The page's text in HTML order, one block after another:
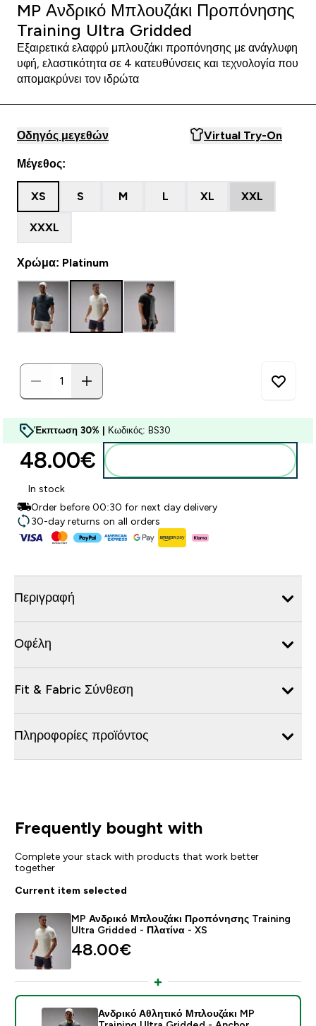
MP Ανδρικό Μπλουζάκι Προπόνησης
Training Ultra Gridded
Εξαιρετικά ελαφρύ μπλουζάκι προπόνησης με ανάγλυφη
υφή, ελαστικότητα σε 4 κατευθύνσεις και τεχνολογία που
απομακρύνει τον ιδρώτα
Οδηγός μεγεθών Virtual Try-On
Μέγεθος:
XS S M L XL XXL
XXXL
Χρώμα: Platinum
Έκπτωση 30% | Κωδικός: BS30
48.00€‎
In stock
Order before 00:30 for next day delivery
30-day returns on all orders
Περιγραφή
Οφέλη
Fit & Fabric Σύνθεση
Πληροφορίες προϊόντος
Frequently bought with
Complete your stack with products that work better
together
Current item selected
MP Ανδρικό Μπλουζάκι Προπόνησης Training
Ultra Gridded - Πλατίνα - XS
48.00€‎
Ανδρικό Αθλητικό Μπλουζάκι MP